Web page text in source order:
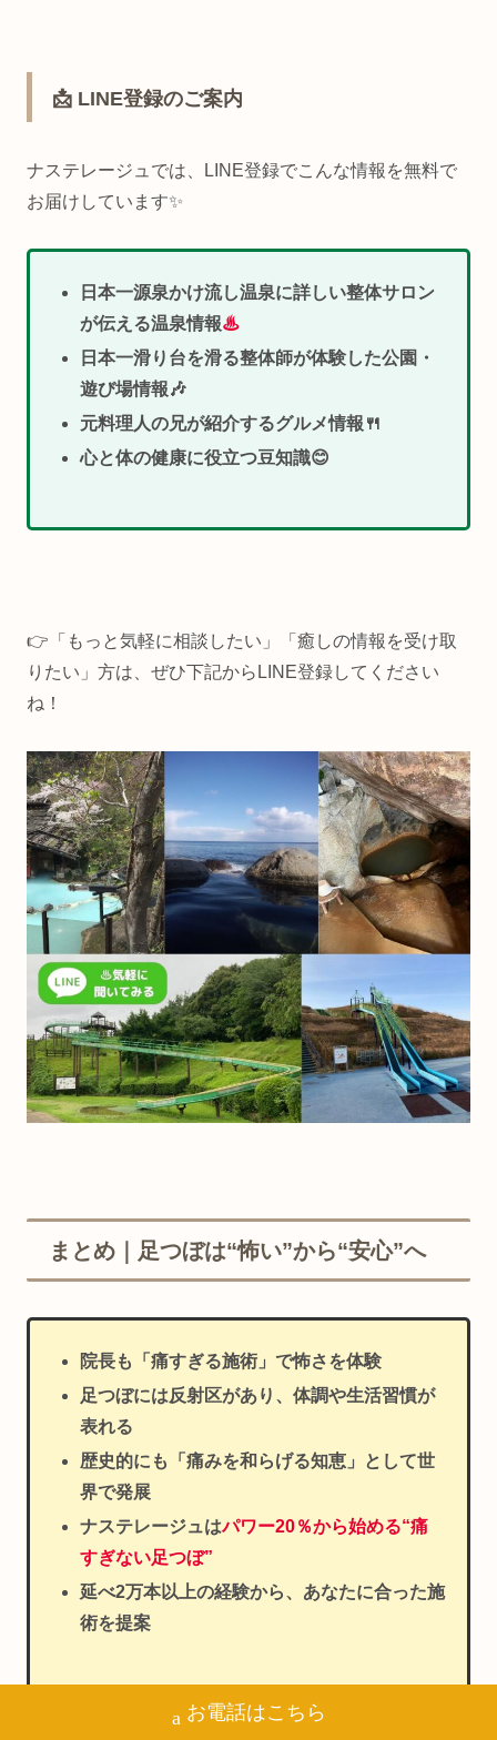
📩 LINE登録のご案内
ナステレージュでは、LINE登録でこんな情報を無料で
お届けしています✨
日本一源泉かけ流し温泉に詳しい整体サロン
が伝える温泉情報♨
日本一滑り台を滑る整体師が体験した公園・
遊び場情報🎶
元料理人の兄が紹介するグルメ情報🍴
心と体の健康に役立つ豆知識😊
👉「もっと気軽に相談したい」「癒しの情報を受け取
りたい」方は、ぜひ下記からLINE登録してください
ね！
まとめ｜足つぼは“怖い”から“安心”へ
院長も「痛すぎる施術」で怖さを体験
足つぼには反射区があり、体調や生活習慣が
表れる
歴史的にも「痛みを和らげる知恵」として世
界で発展
ナステレージュはパワー20％から始める“痛
すぎない足つぼ”
延べ2万本以上の経験から、あなたに合った施
術を提案
お電話はこちら